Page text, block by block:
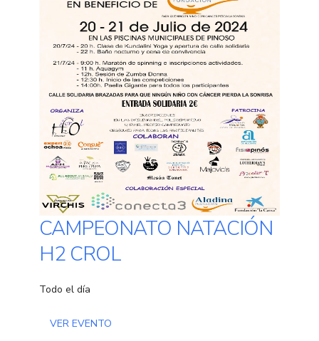
CAMPEONATO NATACIÓN
H2 CROL
Todo el día
VER EVENTO